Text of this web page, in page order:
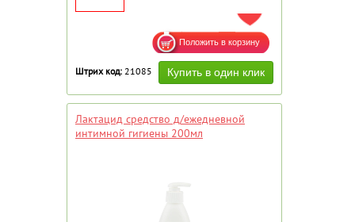
ДОБАВИТЬ В ИЗБРАННОЕ
Штрих код: 21085
Лактацид средство д/ежедневной
интимной гигиены 200мл